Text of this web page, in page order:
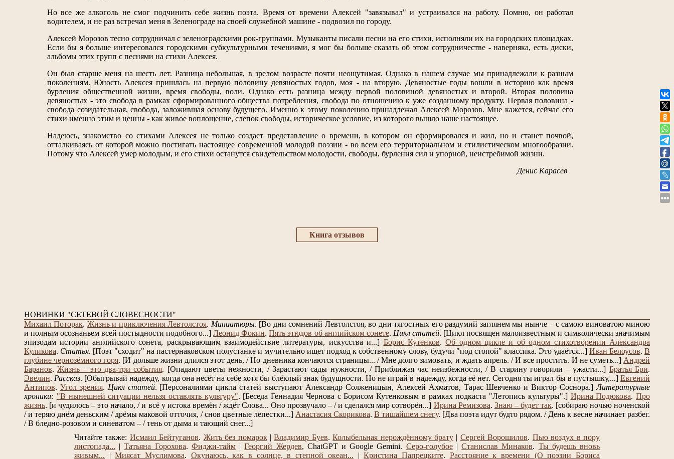
Но все же алкоголь не смог подчинить себе жизнь поэта. Время от времени Алексей "завязывал" и устраивался на работу. Помню, он работал
водителем, и не раз встречал меня в Зеленограде на своей служебной машине - подвозил по городу.
Алексей Морозов тесно сотрудничал с зеленоградскими рок-группами. Музыканты писали песни на его стихи, исполняли их на городских площадках.
Если бы я больше интересовался городскими субкультурными течениями, я мог бы больше сказать об этом сотрудничестве - наверняка, есть диски,
альбомы этих групп с песнями на стихи Алексея.
Он был старше меня на шесть лет. Разница небольшая, в зрелом возрасте почти неощутимая. Однако в нашем случае мы принадлежали к разным
поколениям. Юность Алексея пришлась на первую половину девяностых годов, моя - на вторую. Девяностые годы вошли в историю как время
бурления общественной жизни, время свободы, воли. Однако есть разница между первой половиной девяностых и второй. Вторая половина
девяностых - это свобода в рамках сформированного общества потребления, свобода по отношению к уже созданному продукту. Первая половина -
свобода созидательная, свобода, заложившая основу будущего. Именно к этому поколению принадлежал Алексей Морозов. Мне кажется, сейчас его
стихи именно этим и ценны - как живое воплощение, слепок свободы, историческое условие, из которого вышло наше настоящее.
Надеюсь, знакомство со стихами Алексея не только создаст представление о времени, в котором он сформировался и жил, но и станет почвой,
отталкиваясь от которой можно постигать настоящее современной молодой поэзии - во всем его территориальном и стилистическом многообразии.
Потому что Алексей умер молодым, и его стихи останутся свидетельством молодости, свободы, бурления сил и упорной, неистребимой жизни.
Денис Карасев
Книга отзывов
НОВИНКИ "СЕТЕВОЙ СЛОВЕСНОСТИ"
Михаил Поторак. Жизнь и приключения Левтолстоя. Миниатюры. [Во дни сомнений Левтолстоя, во дни тягостных его раздумий заглянем мы нынче – с самою виноватою миною
и полным осознаньем всей постыдности подобного...] Леонид Фокин.Пять этюдов об английском сонете. Цикл статей. [Цикл посвящен малоизвестным и символически значимым
эпизодам истории английского сонета, раскрывающим взаимодействие литературы, искусства и...] Борис Кутенков.Об одном цикле и об одном стихотворении Александра
Куликова. Статья. [Поэт "сходит" на пастернаковском полустанке и мучительно ищет подход к собственному слову, будучи "под стопой" классика. Это удаётся...] Иван Белоусов. В
глубине чернозёмного горя. [И дольше жизни длился этот день, / Но дневника кончаются страницы... / Мне долго зимовать, и ждать апрель. / И все простить. И не суметь...] Андрей
Баранов.Жизнь – это два-три события. [Опадают цветы нежности, / Зарастают сады нужности, / Приближая час неизбежности, / В старину говорили – ужасти...] Братья Бри.
Эвелин. Рассказ. [Обыгрывай надежду, когда она несёт на себе хотя бы блёклый знак будущности. Но не играй в надежду, когда её нет. Сегодня ты играл бы в пустышку,...] Евгений
Антипов. Угол зрения. Цикл статей. [Персоналиями цикла статей выступают Александр Солженицын, Алексей Ахматов, Тарас Шевченко и Виктор Соснора.] Литературные
хроники: "В нынешней ситуации нельзя оставлять культуру". [Беседа Геннадия Чернова с Борисом Кутенковым в рамках подкаста "Летопись культуры".] Ирина Подюкова. Про
жизнь. [и чудилось – это начало, / и всё у истока времён / ждёт Слова... Оно прозвучало – / и сделался мир сотворён...] Ирина Ремизова. Знаю – будет так. [собираю ночью ноченской
/ и теряю днём деньским / дрёмы маковой отточия, / снов цветные лепестки...] Анастасия Скорикова. В тишайшем снегу. [Два поэта идут будто рядом. / День к весне начинает разбег.
/ В бледно-розовом и синеватом – / тень от дыма и тающий снег...]
Читайте также: Исмаил Бейтуганов. Жить без помарок|Владимир Буев.Колыбельная нерождённому брату | Сергей Ворошилов. Пью воздух в пору
листопада... |Татьяна Горохова. Фиджи-тайм|Георгий Жердев, ChatGPT и Google Gemini. Серо-голубое|Станислав Минаков. Ты будешь вновь
живым... |Миясат Муслимова. Окунаюсь, как в солнце, в степной океан... |Кристина Папрецките. Расстояние к времени (О поэзии Бориса